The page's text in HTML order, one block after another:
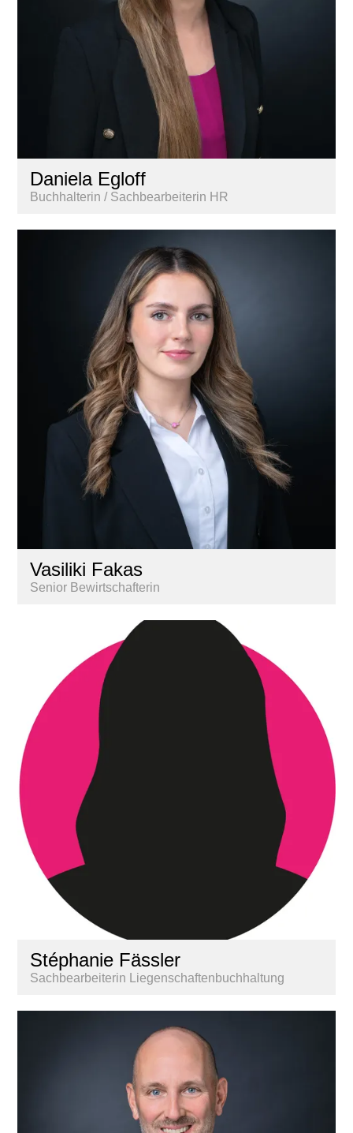
Daniela Egloff
Buchhalterin / Sachbearbeiterin HR
Vasiliki Fakas
Senior Bewirtschafterin
Stéphanie Fässler
Sachbearbeiterin Liegenschaftenbuchhaltung